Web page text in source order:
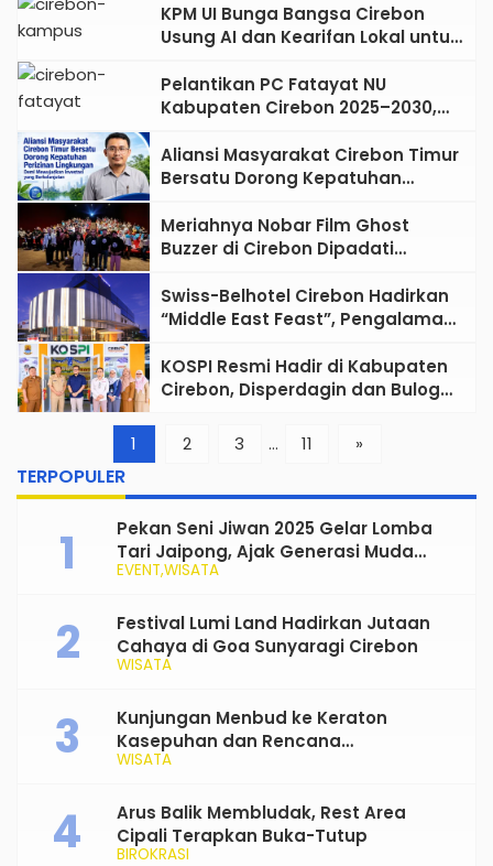
Cirebon
KPM UI Bunga Bangsa Cirebon
Usung AI dan Kearifan Lokal untuk
Mahasiswa Diterjunkan ke 33
Desa
Pelantikan PC Fatayat NU
Kabupaten Cirebon 2025–2030,
Perempuan Berbasis Nilai dan
Siap Hadapi Tantangan Digital
Aliansi Masyarakat Cirebon Timur
Bersatu Dorong Kepatuhan
Mewujudkan Investasi yang
Berkelanjutan
Meriahnya Nobar Film Ghost
Buzzer di Cirebon Dipadati
Swiss-Belhotel Cirebon Hadirkan
“Middle East Feast”, Pengalaman
Selasa
KOSPI Resmi Hadir di Kabupaten
Cirebon, Disperdagin dan Bulog
1
2 3 … 11 »
TERPOPULER
EVENT WISATA
Pekan Seni Jiwan 2025 Gelar Lomba
Tari Jaipong, Ajak Generasi Muda
Rayakan dan Lestarikan Budaya
WISATA
Festival Lumi Land Hadirkan Jutaan
Cahaya di Goa Sunyaragi Cirebon
WISATA
Kunjungan Menbud ke Keraton
Kasepuhan dan Rencana
Transformasi Gedung Kesenian Nyi
BIROKRASI
Arus Balik Membludak, Rest Area
Cipali Terapkan Buka-Tutup